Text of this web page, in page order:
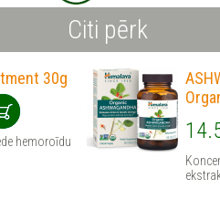
Citi pērk
30g
hemoroīdu